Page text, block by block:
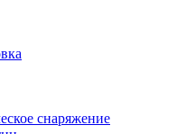
снаряжение